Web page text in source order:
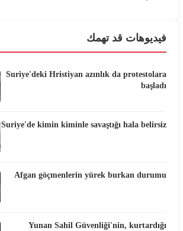
فيديوهات قد تهمك
Suriye'deki Hristiyan azınlık da protestolara
başladı
Suriye'de kimin kiminle savaştığı hala belirsiz
Afgan göçmenlerin yürek burkan durumu
Yunan Sahil Güvenliği'nin, kurtardığı